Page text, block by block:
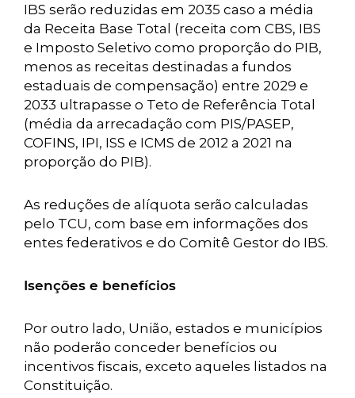
IBS serão reduzidas em 2035 caso a média
da Receita Base Total (receita com CBS, IBS
e Imposto Seletivo como proporção do PIB,
menos as receitas destinadas a fundos
estaduais de compensação) entre 2029 e
2033 ultrapasse o Teto de Referência Total
(média da arrecadação com PIS/PASEP,
COFINS, IPI, ISS e ICMS de 2012 a 2021 na
proporção do PIB).
As reduções de alíquota serão calculadas
pelo TCU, com base em informações dos
entes federativos e do Comitê Gestor do IBS.
Isenções e benefícios
Por outro lado, União, estados e municípios
não poderão conceder benefícios ou
incentivos fiscais, exceto aqueles listados na
Constituição.